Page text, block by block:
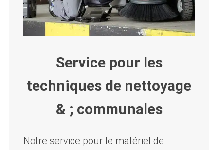
Service pour les
techniques de nettoyage
& ; communales
Notre service pour le matériel de